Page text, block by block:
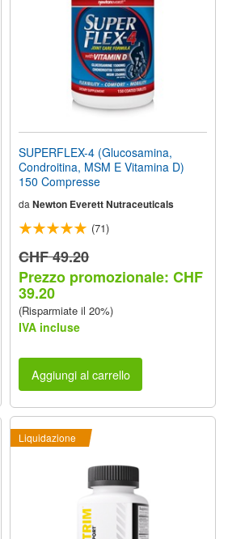
SUPERFLEX-4 (Glucosamina,
Condroitina, MSM E Vitamina D)
150 Compresse
daNewton Everett Nutraceuticals
(71)
CHF 49.20
Prezzo promozionale: CHF
39.20
(Risparmiate il 20%)
IVA incluse
Aggiungi al carrello
Liquidazione